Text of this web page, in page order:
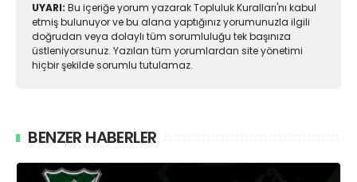
UYARI: Bu içeriğe yorum yazarak Topluluk Kuralları'nı kabul
etmiş bulunuyor ve bu alana yaptığınız yorumunuzla ilgili
doğrudan veya dolaylı tüm sorumluluğu tek başınıza
üstleniyorsunuz. Yazılan tüm yorumlardan site yönetimi
hiçbir şekilde sorumlu tutulamaz.
BENZER HABERLER